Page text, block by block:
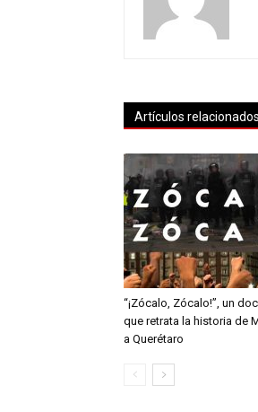
Artículos relacionados
“¡Zócalo, Zócalo!”, un
que retrata la historia de
a Querétaro